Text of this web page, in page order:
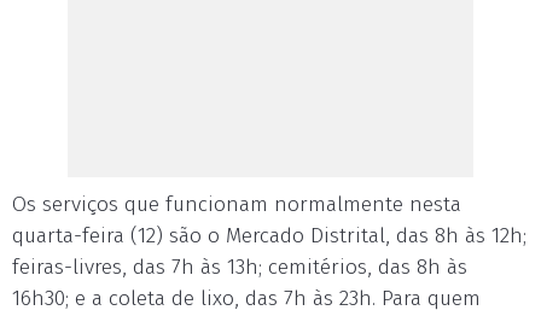
Os serviços que funcionam normalmente nesta
quarta-feira (12) são o Mercado Distrital, das 8h às 12h;
feiras-livres, das 7h às 13h; cemitérios, das 8h às
16h30; e a coleta de lixo, das 7h às 23h. Para quem